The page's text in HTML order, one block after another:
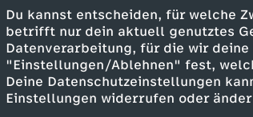
Du kannst entscheiden, für welche
betrifft nur dein aktuell genutztes
Datenverarbeitung, für die wir
"Einstellungen/Ablehnen" fest,
Deine Datenschutzeinstellungen
Einstellungen widerrufen oder
Nobelpreisträger Ferenc
ausgezeichnet. Er und sein
hochpräzise Blutanalysen
erkennen sollen.
Das Ziel ist, möglichst die